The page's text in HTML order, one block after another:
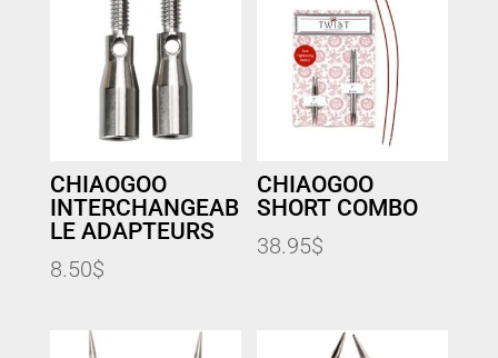
CHIAOGOO
INTERCHANGEAB
LE ADAPTEURS
8.50$
CHIAOGOO
SHORT COMBO
38.95$